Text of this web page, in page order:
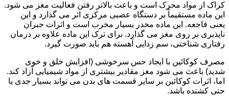
کراک از مواد محرک است و باعث بالاتر رفتن فعالیت مغز می شود.
این ماده مستقیماً بر دستگاه عصبی مرکزی اثر می گذارد و این
یعنی فاجعه. این ماده مخدر بسیار مخرب است و اثرات جبران
ناپذیری بر روی مغز می گذارد. برای ترک این ماده علاوه بر درمان
رفتاری شناختی، سم زدایی آهسته هم باید صورت گیرد.
مصرف کوکائین با ایجاد حس سرخوشی (افزایش خلق و خوی
شدید) باعث می شود مغز مقادیر بیشتری از مواد شیمیایی آزاد کند.
اما، اثرات کوکائین بر سایر قسمت های بدن می تواند بسیار جدی یا
حتی کشنده باشد.